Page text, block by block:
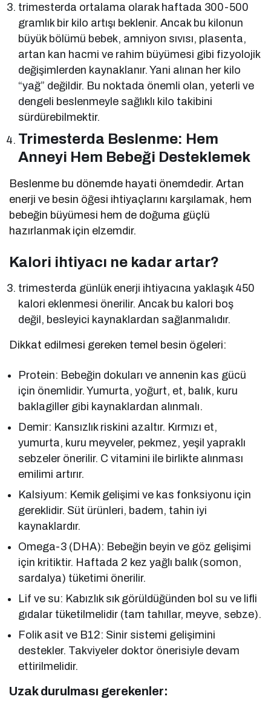
trimesterda ortalama olarak haftada 300-500
gramlık bir kilo artışı beklenir. Ancak bu kilonun
büyük bölümü bebek, amniyon sıvısı, plasenta,
artan kan hacmi ve rahim büyümesi gibi fizyolojik
değişimlerden kaynaklanır. Yani alınan her kilo
“yağ” değildir. Bu noktada önemli olan, yeterli ve
dengeli beslenmeyle sağlıklı kilo takibini
sürdürebilmektir.
Trimesterda Beslenme: Hem
Anneyi Hem Bebeği Desteklemek
Beslenme bu dönemde hayati önemdedir. Artan
enerji ve besin öğesi ihtiyaçlarını karşılamak, hem
bebeğin büyümesi hem de doğuma güçlü
hazırlanmak için elzemdir.
Kalori ihtiyacı ne kadar artar?
trimesterda günlük enerji ihtiyacına yaklaşık 450
kalori eklenmesi önerilir. Ancak bu kalori boş
değil, besleyici kaynaklardan sağlanmalıdır.
Dikkat edilmesi gereken temel besin ögeleri:
Protein: Bebeğin dokuları ve annenin kas gücü
için önemlidir. Yumurta, yoğurt, et, balık, kuru
baklagiller gibi kaynaklardan alınmalı.
Demir: Kansızlık riskini azaltır. Kırmızı et,
yumurta, kuru meyveler, pekmez, yeşil yapraklı
sebzeler önerilir. C vitamini ile birlikte alınması
emilimi artırır.
Kalsiyum: Kemik gelişimi ve kas fonksiyonu için
gereklidir. Süt ürünleri, badem, tahin iyi
kaynaklardır.
Omega-3 (DHA): Bebeğin beyin ve göz gelişimi
için kritiktir. Haftada 2 kez yağlı balık (somon,
sardalya) tüketimi önerilir.
Lif ve su: Kabızlık sık görüldüğünden bol su ve lifli
gıdalar tüketilmelidir (tam tahıllar, meyve, sebze).
Folik asit ve B12: Sinir sistemi gelişimini
destekler. Takviyeler doktor önerisiyle devam
ettirilmelidir.
Uzak durulması gerekenler: